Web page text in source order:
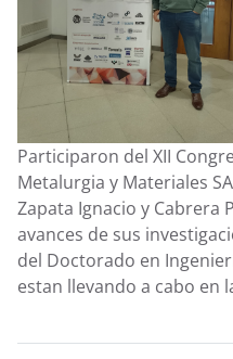
Participaron del XII
Metalurgia y Materiales
Zapata Ignacio y Cabrera
avances de sus
del Doctorado en
estan llevando a cabo en